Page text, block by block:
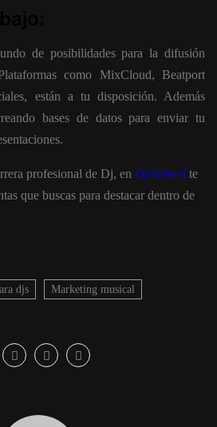
de posibilidades para la difusión
como MixCloud, Beatport
están a tu disposición. Además
bases de datos para enviar tu
profesional de Dj, en Dj School te
que buscas para destacar dentro de
djs Marketing musical